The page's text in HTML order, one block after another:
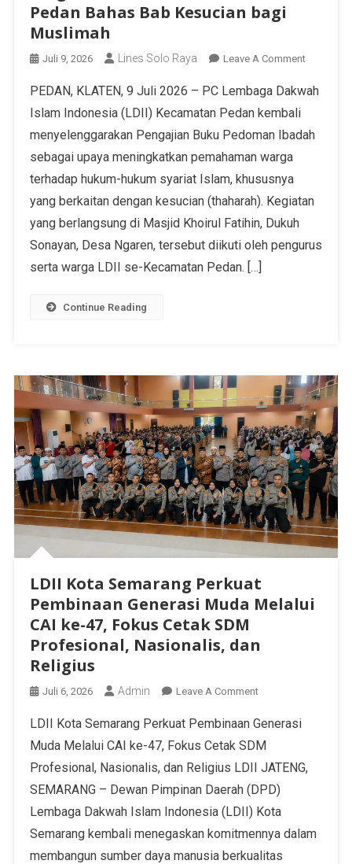
Pedan Bahas Bab Kesucian bagi
Muslimah
Juli 9, 2026 Lines Solo Raya Leave A Comment
PEDAN, KLATEN, 9 Juli 2026 – PC Lembaga Dakwah
Islam Indonesia (LDII) Kecamatan Pedan kembali
menyelenggarakan Pengajian Buku Pedoman Ibadah
sebagai upaya meningkatkan pemahaman warga
terhadap hukum-hukum syariat Islam, khususnya
yang berkaitan dengan kesucian (thaharah). Kegiatan
yang berlangsung di Masjid Khoirul Fatihin, Dukuh
Sonayan, Desa Ngaren, tersebut diikuti oleh pengurus
serta warga LDII se-Kecamatan Pedan. […]
Continue Reading
LDII Kota Semarang Perkuat
Pembinaan Generasi Muda Melalui
CAI ke-47, Fokus Cetak SDM
Profesional, Nasionalis, dan
Religius
Juli 6, 2026 Admin Leave A Comment
LDII Kota Semarang Perkuat Pembinaan Generasi
Muda Melalui CAI ke-47, Fokus Cetak SDM
Profesional, Nasionalis, dan Religius LDII JATENG,
SEMARANG – Dewan Pimpinan Daerah (DPD)
Lembaga Dakwah Islam Indonesia (LDII) Kota
Semarang kembali menegaskan komitmennya dalam
membangun sumber daya manusia berkualitas